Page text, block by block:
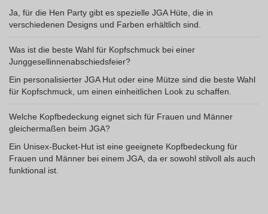
Ja, für die Hen Party gibt es spezielle JGA Hüte, die in
verschiedenen Designs und Farben erhältlich sind.
Was ist die beste Wahl für Kopfschmuck bei einer
Junggesellinnenabschiedsfeier?
Ein personalisierter JGA Hut oder eine Mütze sind die beste Wahl
für Kopfschmuck, um einen einheitlichen Look zu schaffen.
Welche Kopfbedeckung eignet sich für Frauen und Männer
gleichermaßen beim JGA?
Ein Unisex-Bucket-Hut ist eine geeignete Kopfbedeckung für
Frauen und Männer bei einem JGA, da er sowohl stilvoll als auch
funktional ist.